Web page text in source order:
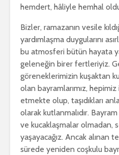
hemdert, hâliyle hemhal
Bizler, ramazanın vesile
yardımlaşma duygularını
bu atmosferi bütün hayata
geleneğin birer fertleriyiz.
göreneklerimizin kuşaktan
olan bayramlarımız,
etmekte olup, taşıdıkları
olarak kutlanmalıdır.
ve kucaklaşmalar olmadan,
yaşayacağız. Ancak alınan
sürede yeniden coşkulu